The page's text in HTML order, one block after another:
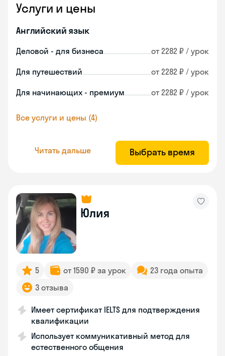
Услуги и цены
Английский язык
Деловой - для бизнеса от 2282 ₽ / урок
Для путешествий от 2282 ₽ / урок
Для начинающих - премиум от 2282 ₽ / урок
Все услуги и цены (4)
Читать дальше Выбрать время
Юлия
5 от 1590 ₽ за урок
23 года опыта
3 отзыва
Имеет сертификат IELTS для подтверждения
квалификации
Использует коммуникативный метод для
естественного общения